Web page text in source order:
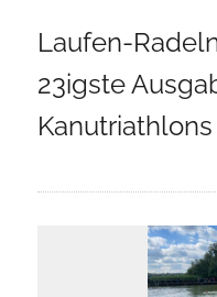
Laufen-
23igste